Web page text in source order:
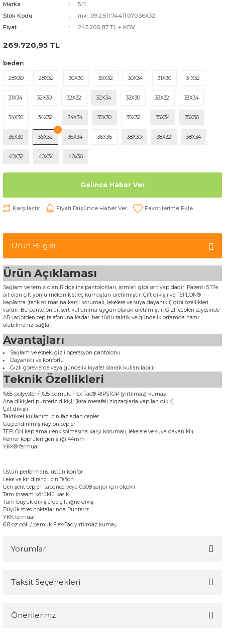
Marka
5.11
Stok Kodu
mk_09.2.511.74411.070.36X32
Fiyat
245.200,87 TL + KDV
269.720,95 TL
beden
28X30 28X32 30X30 30X32 30X34 31X30 31X32
31X34 32X30 32X32 32X34 33X30 33X32 33X34
34X30 34X32 34X34 35X30 35X32 35X34 35X36
36X30 36X32 36X34 36X36 38X30 38X32 38X34
40X32 40X34 40x36
Gelince Haber Ver
Karşılaştır Fiyatı Düşünce Haber Ver
Ürün Bilgisi
Ürün Açıklaması
Sağlam ve temiz olan Ridgeline pantolonları, isimleri gibi sert yapıdadır. Patenti 5.11'e
ait olan çift yönlü mekanik streç kumaştan üretilmiştir. Çift dikişli ve TEFLON®
kaplama (renk solmasına karşı korumalı, lekelere ve suya dayanıklı) gibi özellikleri
vardır. Bu pantolonlar, sert kullanıma uygun olarak üretilmiştir. Gizli cepleri sayesinde
AR şarjörden cep telefonuna kadar, her türlü taktik ve gündelik ortamda hazır
olabilmenizi sağlar.
Avantajları
Sağlam ve esnek, gizli operasyon pantolonu
Dayanıklı ve konforlu
Gizli görevlerde veya gündelik kıyafet olarak kullanılabilir
Teknik Özellikleri
%65 polyester / %35 pamuk, Flex-Tac® RIPSTOP (yırtılmaz) kumaş
Ana dikişleri punteriz dikişli (kısa mesafeli zigzaglarla yapılan dikiş)
Çift dikişli
Taktiksel kullanım için fazladan cepler
Güçlendirilmiş naylon cepler
TEFLON kaplama (renk solmasına karşı korumalı, lekelere ve suya dayanıklı)
Kemer köprüleri genişliği 44mm
YKK® fermuar
Üstün performans, üstün konfor
Leke ve kir direnci için Teflon
Geri şerit cepleri tabanca veya 0,308 şarjör için ölçekli
Tam inseam körüklü kasık
Tüm büyük dikişlerde çift iğne dikiş
Büyük stres noktalarında Punteriz
YKK fermuar
6.8 oz poli / pamuk Flex-Tac yırtılmaz kumaş
Yorumlar
Taksit Seçenekleri
Önerileriniz